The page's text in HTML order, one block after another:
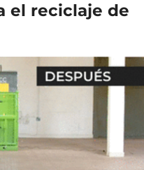
el reciclaje de